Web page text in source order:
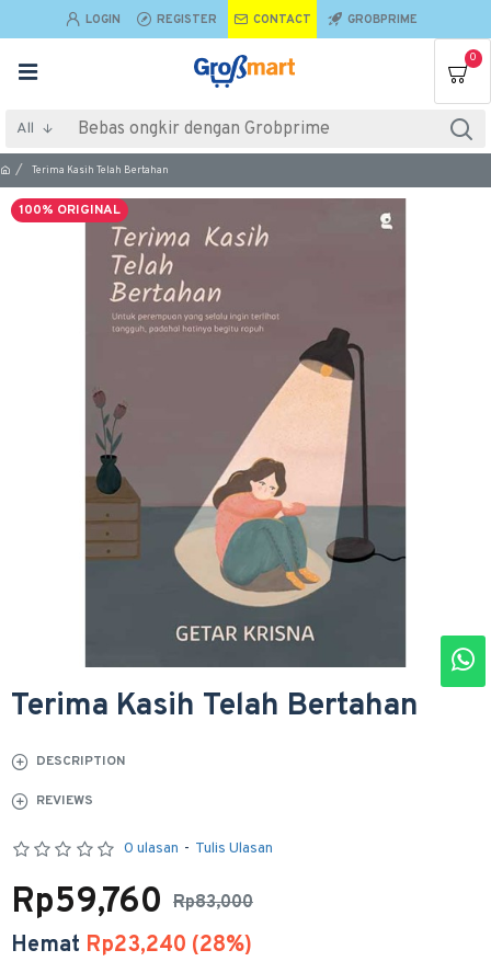
LOGIN REGISTER CONTACT GROBPRIME
0
All
Terima Kasih Telah Bertahan
100% ORIGINAL
Terima Kasih Telah Bertahan
DESCRIPTION
REVIEWS
0 ulasan - Tulis Ulasan
Rp83,000
Rp59,760
Hemat Rp23,240 (28%)